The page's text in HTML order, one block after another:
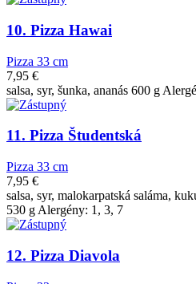
10. Pizza Hawai
Pizza 33 cm
7,95 €
salsa, syr, šunka, ananás 600 g
11. Pizza Študentská
Pizza 33 cm
7,95 €
salsa, syr, malokarpatská saláma,
530 g Alergény: 1, 3, 7
12. Pizza Diavola